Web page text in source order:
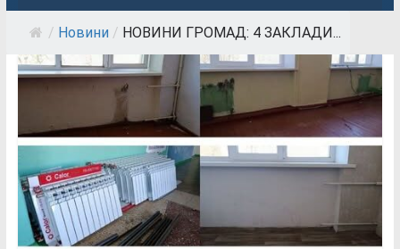
/ Новини / НОВИНИ ГРОМАД: 4 ЗАКЛАДИ...